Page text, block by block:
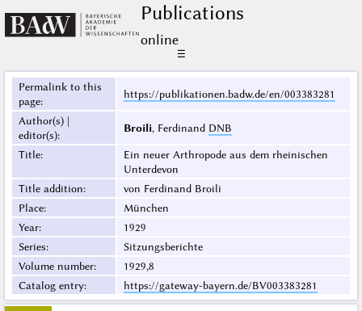
Publications
online
☰
Permalink to this
page:
https://publikationen.badw.de/en/003383281
Author(s) |
editor(s):
Broili, Ferdinand DNB
Title:
Ein neuer Arthropode aus dem rheinischen
Unterdevon
Title addition:
von Ferdinand Broili
Place:
München
Year:
1929
Series:
Sitzungsberichte
Volume number:
1929,8
Catalog entry: https://gateway-bayern.de/BV003383281